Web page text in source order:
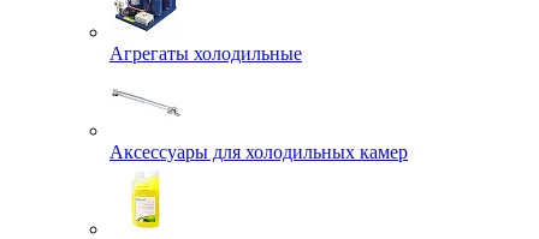
Агрегаты холодильные
Аксессуары для холодильных камер